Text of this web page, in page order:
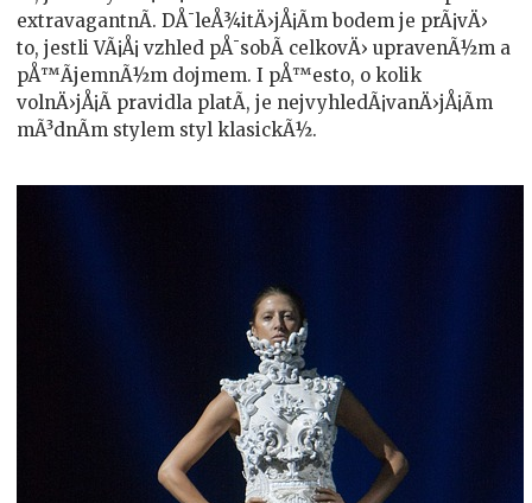
extravagantnÃ­. DÅ¯leÅ¾itÄ›jÅ¡Ã­m bodem je prÃ¡vÄ›
to, jestli VÃ¡Å¡ vzhled pÅ¯sobÃ­ celkovÄ› upravenÃ½m a
pÅ™Ã­jemnÃ½m dojmem. I pÅ™esto, o kolik
volnÄ›jÅ¡Ã­ pravidla platÃ­, je nejvyhledÃ¡vanÄ›jÅ¡Ã­m
mÃ³dnÃ­m stylem styl klasickÃ½.